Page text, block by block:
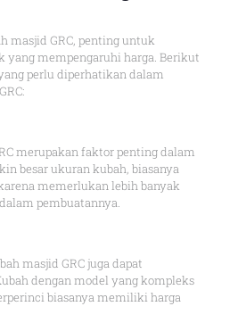
masjid GRC, penting untuk
yang mempengaruhi harga. Berikut
perlu diperhatikan dalam
merupakan faktor penting dalam
besar ukuran kubah, biasanya
memerlukan lebih banyak
pembuatannya.
masjid GRC juga dapat
dengan model yang kompleks
biasanya memiliki harga